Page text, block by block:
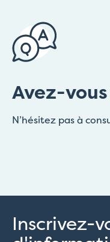
Avez-
N’hésitez pas à
Inscrivez-